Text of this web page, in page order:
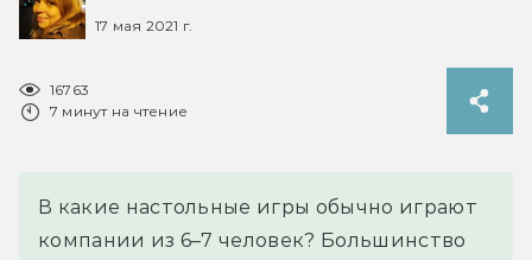
17 мая 2021 г.
16763
7 минут на чтение
В какие настольные игры обычно играют
компании из 6–7 человек? Большинство